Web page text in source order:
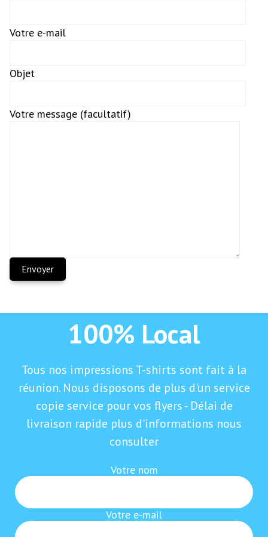
Votre e-mail
Objet
Votre message (facultatif)
100% Local
Tous nos impressions T-shirts sont fait à la
réunion. Nous disposons de plus d'un service
copie service pour vos flyers - Délai de
livraison rapide plus d'informations nous
consulter
Votre nom
Votre e-mail